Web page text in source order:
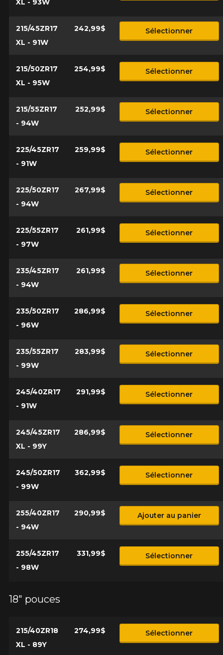
XL - 93W
215/45ZR17
XL - 91W
242,99$ Sélectionner
215/50ZR17
XL - 95W
254,99$ Sélectionner
215/55ZR17
- 94W
252,99$ Sélectionner
225/45ZR17
- 91W
259,99$ Sélectionner
225/50ZR17
- 94W
267,99$ Sélectionner
225/55ZR17
- 97W
261,99$ Sélectionner
235/45ZR17
- 94W
261,99$ Sélectionner
235/50ZR17
- 96W
286,99$ Sélectionner
235/55ZR17
- 99W
283,99$ Sélectionner
245/40ZR17
- 91W
291,99$ Sélectionner
245/45ZR17
XL - 99Y
286,99$ Sélectionner
245/50ZR17
- 99W
362,99$ Sélectionner
255/40ZR17
- 94W
290,99$ Ajouter au panier
255/45ZR17
- 98W
331,99$ Sélectionner
18" pouces
215/40ZR18
XL - 89Y
274,99$ Sélectionner